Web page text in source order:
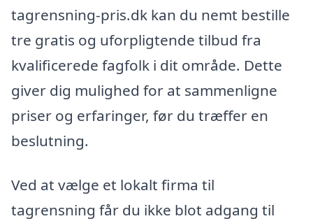
tagrensning-pris.dk kan du nemt bestille
tre gratis og uforpligtende tilbud fra
kvalificerede fagfolk i dit område. Dette
giver dig mulighed for at sammenligne
priser og erfaringer, før du træffer en
beslutning.
Ved at vælge et lokalt firma til
tagrensning får du ikke blot adgang til